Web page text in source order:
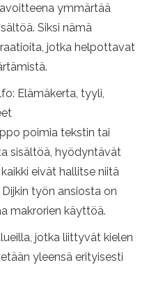
ymmärtää
Siksi nämä
jotka helpottavat
Elämäkerta, tyyli,
poimia tekstin tai
sisältöä, hyödyntävät
eivät hallitse niitä
työn ansiosta on
makrorien käyttöä.
jotka liittyvät kielen
yleensä erityisesti